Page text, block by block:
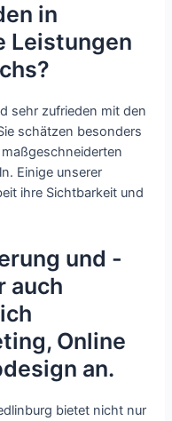
in
Leistungen
sehr zufrieden mit den
schätzen besonders
Einige unserer
ihre Sichtbarkeit und
und -
auch
Online
an.
bietet nicht nur